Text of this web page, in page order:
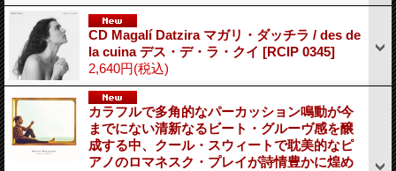
CD Magalí Datzira マガリ・ダッチラ / des de
la cuina デス・デ・ラ・クイ [RCIP 0345]
2,640円(税込)
カラフルで多角的なパーカッション鳴動が今
までにない清新なるビート・グルーヴ感を醸
成する中、クール・スウィートで耽美的なピ
アノのロマネスク・プレイが詩情豊かに煌め